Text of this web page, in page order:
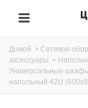
Домой > Сетевое
аксессуары >
Универсальные
напольный 42U